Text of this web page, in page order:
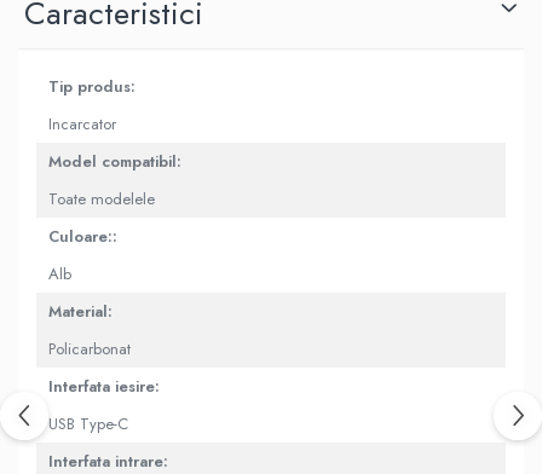
Housing iPhone
Caracteristici
Tip produs:
Incarcator
Model compatibil:
Toate modelele
Culoare::
Alb
Material:
Policarbonat
Interfata iesire:
USB Type-C
Interfata intrare: